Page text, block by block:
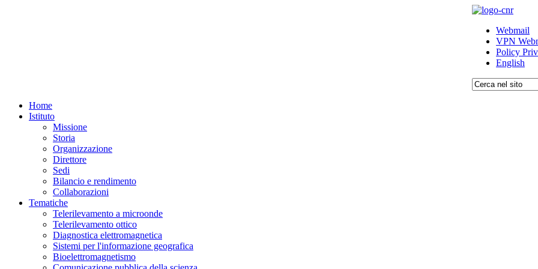
Webmail
VPN
Policy
English
Home
Istituto
Missione
Storia
Organizzazione
Direttore
Sedi
Bilancio e rendimento
Collaborazioni
Tematiche
Telerilevamento a microonde
Telerilevamento ottico
Diagnostica elettromagnetica
Sistemi per l'informazione geografica
Bioelettromagnetismo